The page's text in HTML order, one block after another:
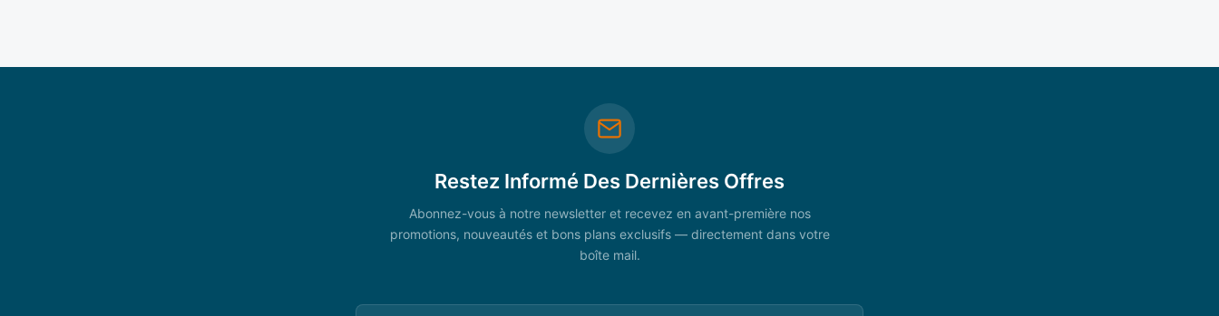
Restez Informé Des Dernières Offres
Abonnez-vous à notre newsletter et recevez en avant-première nos
promotions, nouveautés et bons plans exclusifs — directement dans votre
boîte mail.